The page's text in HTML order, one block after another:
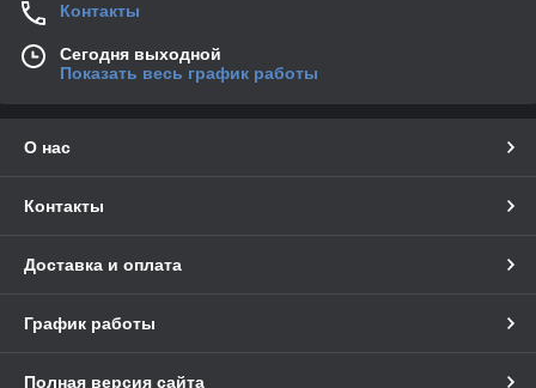
Контакты
Сегодня выходной
Показать весь график работы
О нас
Контакты
Доставка и оплата
График работы
Полная версия сайта